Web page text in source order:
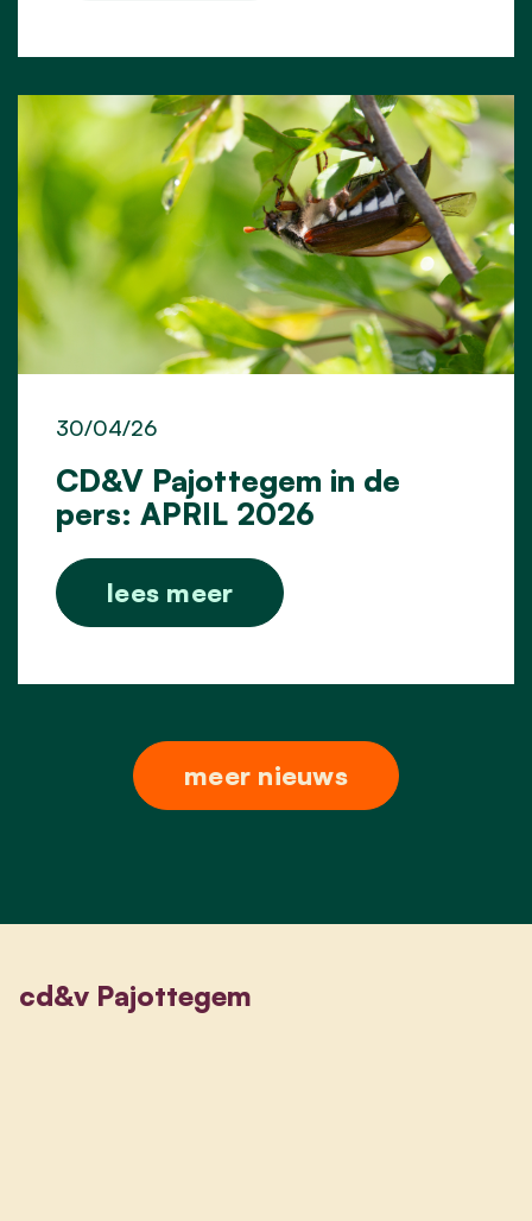
CD&V Pajottegem in de
pers: APRIL 2026
30/04/26
lees meer
meer nieuws
cd&v Pajottegem